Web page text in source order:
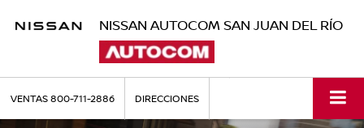
NISSAN AUTOCOM SAN JUAN DEL RÍO
VENTAS800-711-2886 DIRECCIONES